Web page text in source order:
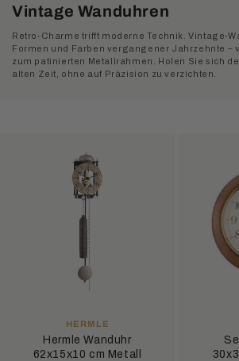
K
a
t
e
Vintage Wanduhren
Retro-Charme trifft moderne Technik. Vintage-
Formen und Farben vergangener Jahrzehnte –
zum patinierten Metallrahmen. Holen Sie sich
alten Zeit, ohne auf Präzision zu verzichten.
ANBIETER:
HERMLE
Hermle Wanduhr
62x15x10 cm Metall